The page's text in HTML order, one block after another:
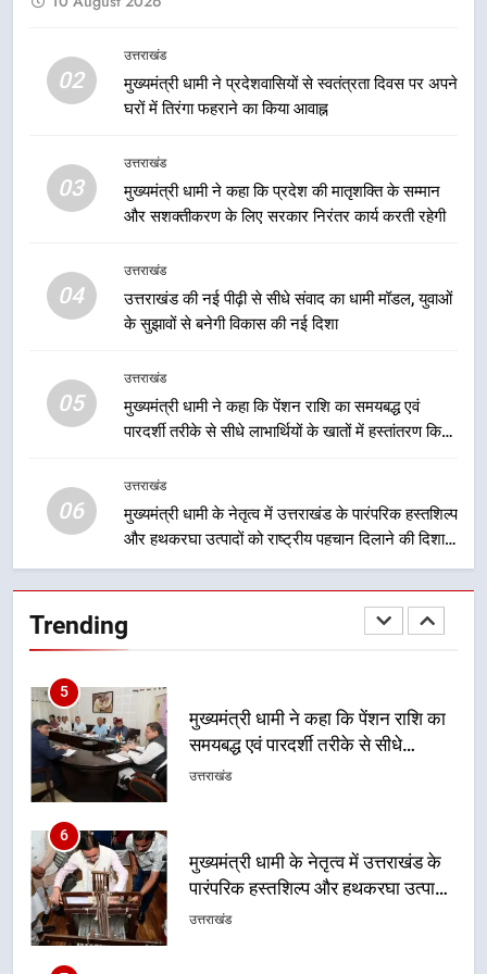
02
उत्तराखंड
मुख्यमंत्री धामी ने प्रदेशवासियों से स्वतंत्रता दिवस पर अपने
घरों में तिरंगा फहराने का किया आवाह्न
03
उत्तराखंड
मुख्यमंत्री धामी ने कहा कि प्रदेश की मातृशक्ति के सम्मान
और सशक्तीकरण के लिए सरकार निरंतर कार्य करती रहेगी
04
उत्तराखंड
उत्तराखंड की नई पीढ़ी से सीधे संवाद का धामी मॉडल, युवाओं
के सुझावों से बनेगी विकास की नई दिशा
05
उत्तराखंड
मुख्यमंत्री धामी ने कहा कि पेंशन राशि का समयबद्ध एवं
पारदर्शी तरीके से सीधे लाभार्थियों के खातों में हस्तांतरण किया
लाभ मिल रहा है
06
उत्तराखंड
मुख्यमंत्री धामी के नेतृत्व में उत्तराखंड के पारंपरिक हस्तशिल्प
और हथकरघा उत्पादों को राष्ट्रीय पहचान दिलाने की दिशा में
निरंतर प्रयास
Trending
संदेश
लाख से अधिक विद्यार्थियों ने लिया हिस्सा,
छात्रों के सुझावों को नीतियों में शामिल
उत्तराखंड
मुख्यमंत्री धामी ने प्रदेशवासियों से
स्वतंत्रता दिवस पर अपने घरों में तिरंगा
3
मुख्यमंत्री धामी ने कहा कि प्रदेश की
धामी मॉडल, युवाओं के सुझावों से बनेगी
5
मुख्यमंत्री धामी ने कहा कि पेंशन राशि का
समयबद्ध एवं पारदर्शी तरीके से सीधे
लाभार्थियों के खातों में हस्तांतरण किया जा
उत्तराखंड
6
मुख्यमंत्री धामी के नेतृत्व में उत्तराखंड के
पारंपरिक हस्तशिल्प और हथकरघा उत्पादों
को राष्ट्रीय पहचान दिलाने की दिशा में
उत्तराखंड